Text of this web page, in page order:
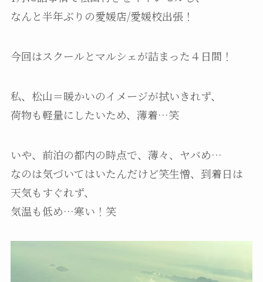
なんと半年ぶりの愛媛店/愛媛校出張！
今回はスクールとマルシェが詰まった４日間！
私、松山＝暖かいのイメージが拭いきれず、
荷物も軽量にしたいため、薄着…笑
いや、前泊の都内の時点で、薄々、ヤバめ…
なのは気づいてはいたんだけど笑生憎、到着日は
天気もすぐれず、
気温も低め…寒い！笑